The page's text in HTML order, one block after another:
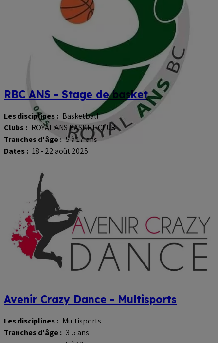
RBC ANS - Stage de basket
Les disciplines : Basketball
Clubs : ROYAL ANS BASKET CLUB
Tranches d'âge : 5 à 17 ans
Dates : 18 - 22 août 2025
Avenir Crazy Dance - Multisports
Les disciplines : Multisports
Tranches d'âge : 3-5 ans